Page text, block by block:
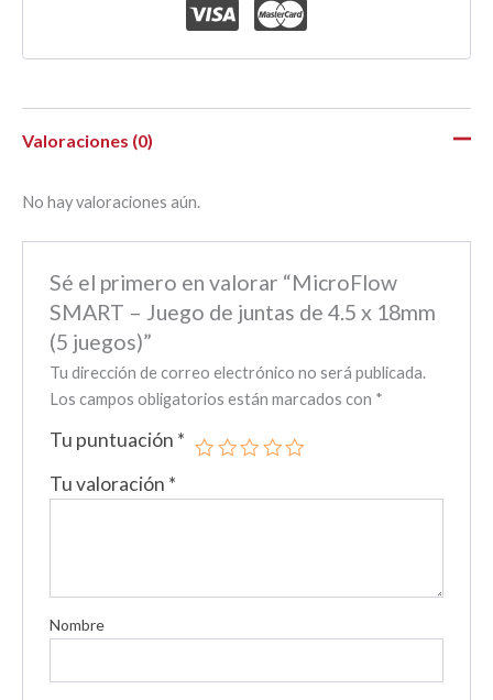
Valoraciones (0)
No hay valoraciones aún.
Sé el primero en valorar “MicroFlow
SMART – Juego de juntas de 4.5 x 18mm
(5 juegos)”
Tu dirección de correo electrónico no será publicada.
Los campos obligatorios están marcados con *
Tu puntuación *
Tu valoración *
Nombre